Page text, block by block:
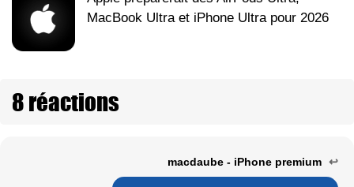
MacBook Ultra et iPhone Ultra pour 2026
8 réactions
macdaube - iPhone premium ↩